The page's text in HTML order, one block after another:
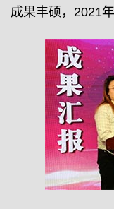
成果丰硕，2021